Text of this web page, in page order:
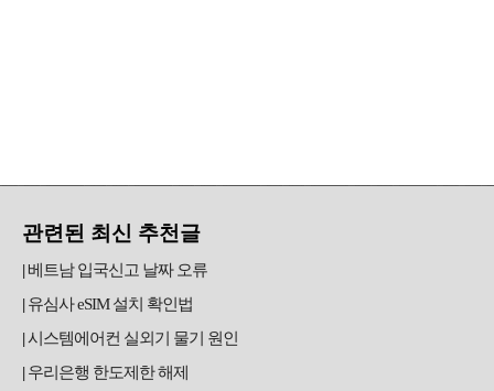
관련된 최신 추천글
베트남 입국신고 날짜 오류
유심사 eSIM 설치 확인법
시스템에어컨 실외기 물기 원인
우리은행 한도제한 해제